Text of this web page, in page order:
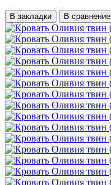
В закладки В сравнение